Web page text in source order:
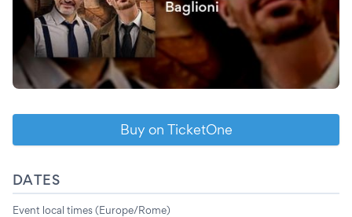
Buy on TicketOne
DATES
Event local times (Europe/Rome)